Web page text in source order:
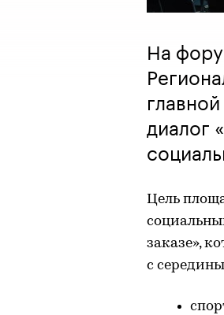
На
диалог
Цель
заказе»,
с